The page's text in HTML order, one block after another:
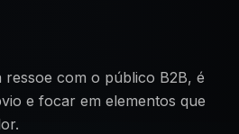
ressoe com o público B2B, é
e focar em elementos que